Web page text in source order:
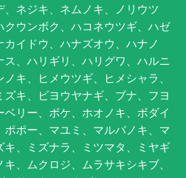
ネジキ、ネムノキ、ノリウツ
ウンボク、ハコネウツギ、ハゼ
イドウ、ハナズオウ、ハナノ
、ハリギリ、ハリグワ、ハルニ
キ、ヒメウツギ、ヒメシャラ、
キ、ビヨウヤナギ、ブナ、フヨ
リー、ボケ、ホオノキ、ボダイ
ポー、マユミ、マルバノキ、マ
、ミズナラ、ミツマタ、ミヤギ
、ムクロジ、ムラサキシキブ、